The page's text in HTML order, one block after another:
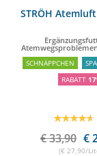
STRÖH
SCHNÄPPCHEN
RABATT
€ 33,90 €
(€ 27,90/